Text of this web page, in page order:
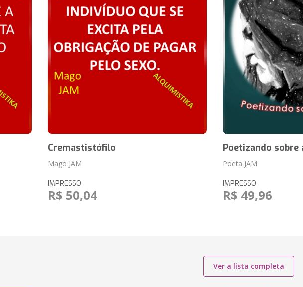
Cremastistófilo
Mago JAM
IMPRESSO
R$ 50,04
Poetizando sobre
Poeta JAM
IMPRESSO
R$ 49,96
Ver a lista completa